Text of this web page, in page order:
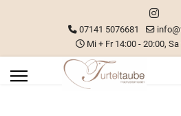
07141 5076681
Mi + Fr 14:00 - 20:00,